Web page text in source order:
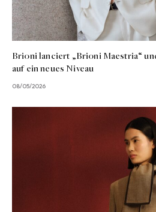
Brioni lanciert „Brioni Maestria“
auf ein neues Niveau
08/05/2026